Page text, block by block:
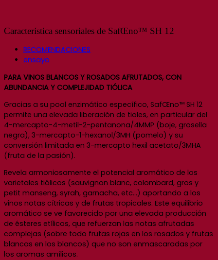
Característica sensoriales de SafŒno™ SH 12
RECOMENDACIONES
ensayo
PARA VINOS BLANCOS Y ROSADOS AFRUTADOS, CON
ABUNDANCIA Y COMPLEJIDAD TIÓLICA
Gracias a su pool enzimático específico, SafŒno™ SH 12
permite una elevada liberación de tioles, en particular del
4-mercapto-4-metil-2-pentanona/4MMP (boje, grosella
negra), 3-mercapto-1-hexanol/3MH (pomelo) y su
conversión limitada en 3-mercapto hexil acetato/3MHA
(fruta de la pasión).
Revela armoniosamente el potencial aromático de los
varietales tiólicos (sauvignon blanc, colombard, gros y
petit manseng, syrah, garnacha, etc…) aportando a los
vinos notas cítricas y de frutas tropicales. Este equilibrio
aromático se ve favorecido por una elevada producción
de ésteres etílicos, que refuerzan las notas afrutadas
complejas (sobre todo frutas rojas en los rosados y frutas
blancas en los blancos) que no son enmascaradas por
los aromas amílicos.